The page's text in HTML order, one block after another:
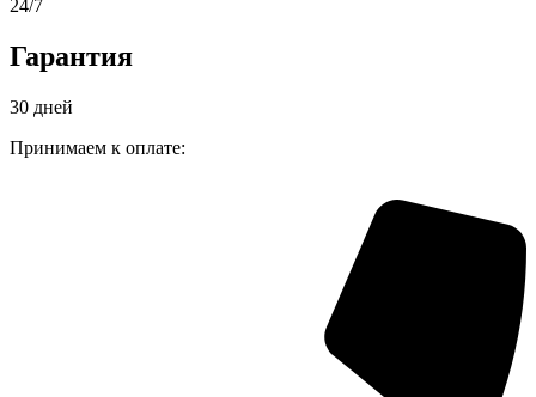
24/7
Гарантия
30 дней
Принимаем к оплате: